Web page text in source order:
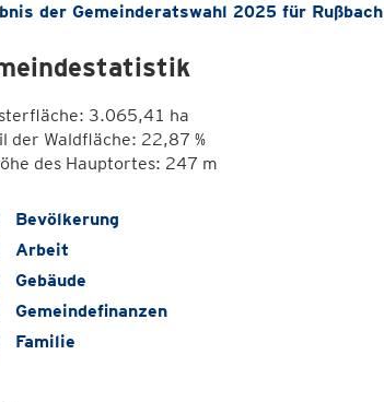
der Gemeinderatswahl 2025 für Rußbach
3.065,41 ha
der Waldfläche: 22,87 %
des Hauptortes: 247 m
Bevölkerung
Arbeit
Gebäude
Gemeindefinanzen
Familie